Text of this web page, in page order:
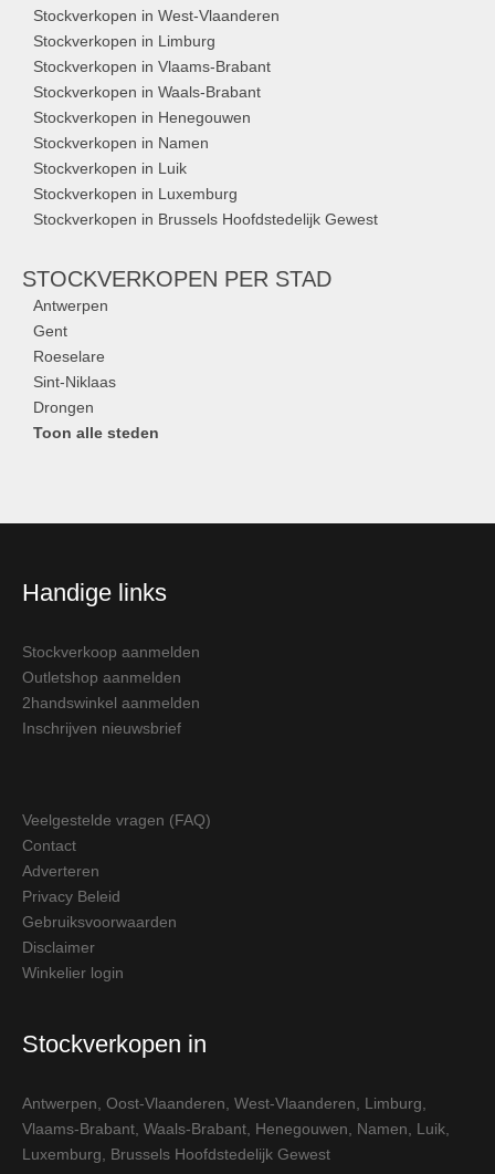
Stockverkopen in West-Vlaanderen
Stockverkopen in Limburg
Stockverkopen in Vlaams-Brabant
Stockverkopen in Waals-Brabant
Stockverkopen in Henegouwen
Stockverkopen in Namen
Stockverkopen in Luik
Stockverkopen in Luxemburg
Stockverkopen in Brussels Hoofdstedelijk Gewest
STOCKVERKOPEN PER STAD
Antwerpen
Gent
Roeselare
Sint-Niklaas
Drongen
Toon alle steden
Handige links
Stockverkoop aanmelden
Outletshop aanmelden
2handswinkel aanmelden
Inschrijven nieuwsbrief
Veelgestelde vragen (FAQ)
Contact
Adverteren
Privacy Beleid
Gebruiksvoorwaarden
Disclaimer
Winkelier login
Stockverkopen in
Antwerpen Oost-Vlaanderen West-Vlaanderen Limburg
Vlaams-Brabant Waals-Brabant Henegouwen Namen Luik
Luxemburg
Brussels Hoofdstedelijk Gewest